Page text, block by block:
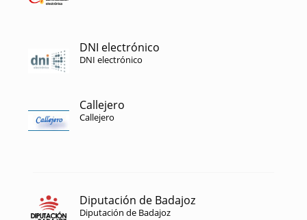
DNI electrónico
DNI electrónico
Callejero
Callejero
Diputación de Badajoz
Diputación de Badajoz